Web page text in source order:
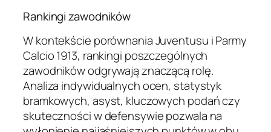
Rankingi zawodników
W kontekście porównania Juventusu i Parmy
Calcio 1913, rankingi poszczególnych
zawodników odgrywają znaczącą rolę.
Analiza indywidualnych ocen, statystyk
bramkowych, asyst, kluczowych podań czy
skuteczności w defensywie pozwala na